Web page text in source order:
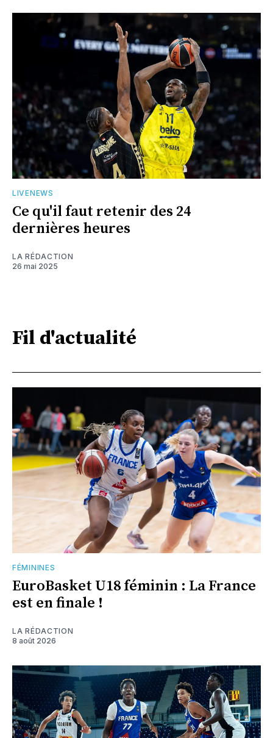
LIVENEWS
Ce qu'il faut retenir des 24
dernières heures
LA RÉDACTION
26 mai 2025
Fil d'actualité
FÉMININES
EuroBasket U18 féminin : La France
est en finale !
LA RÉDACTION
8 août 2026